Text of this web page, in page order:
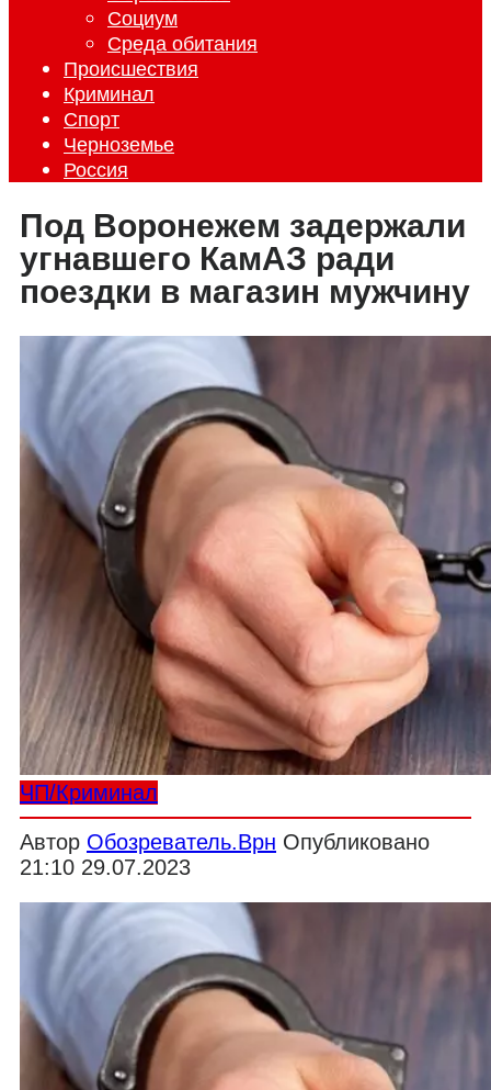
Социум
Среда обитания
Происшествия
Криминал
Спорт
Черноземье
Россия
Под Воронежем задержали
угнавшего КамАЗ ради
поездки в магазин мужчину
ЧП/Криминал
Автор Обозреватель.Врн Опубликовано
21:10 29.07.2023